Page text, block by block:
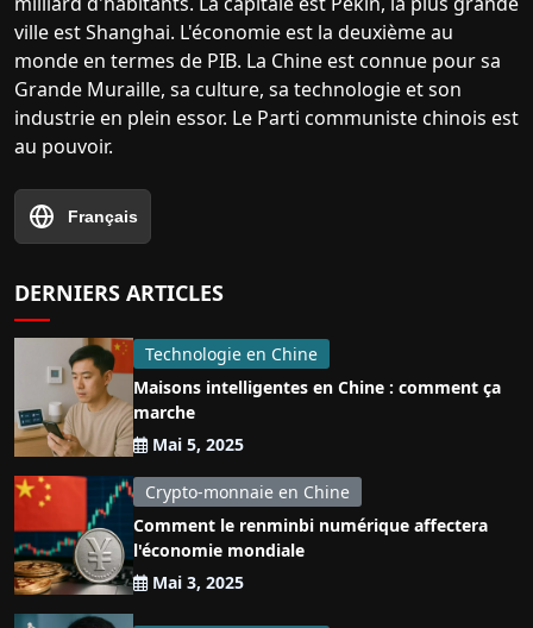
ville est Shanghai. L'économie est la deuxième au
monde en termes de PIB. La Chine est connue pour sa
Grande Muraille, sa culture, sa technologie et son
industrie en plein essor. Le Parti communiste chinois est
au pouvoir.
Français
DERNIERS ARTICLES
Technologie en Chine
Maisons intelligentes en Chine : comment ça
marche
Mai 5, 2025
Crypto-monnaie en Chine
Comment le renminbi numérique affectera
l'économie mondiale
Mai 3, 2025